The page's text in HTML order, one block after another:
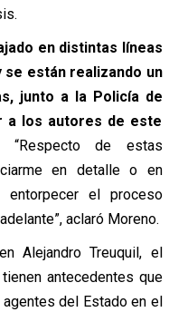
en distintas líneas
están realizando un
junto a la Policía de
a los autores de este
“Respecto de estas
en detalle o en
el proceso
aclaró Moreno.
Alejandro Treuquil, el
tienen antecedentes que
del Estado en el